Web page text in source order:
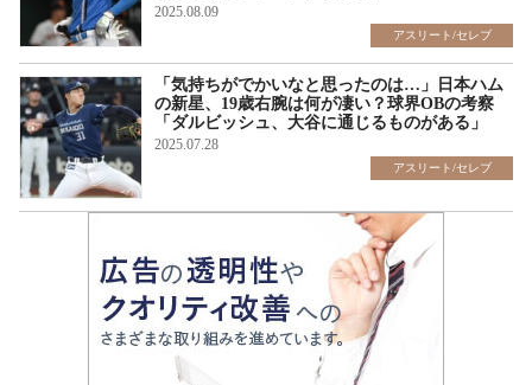
2025.08.09
アスリート/セレブ
「気持ちがでかいなと思ったのは…」日本ハム
の新星、19歳右腕は何が凄い？球界OBの考察
「ダルビッシュ、大谷に通じるものがある」
2025.07.28
アスリート/セレブ